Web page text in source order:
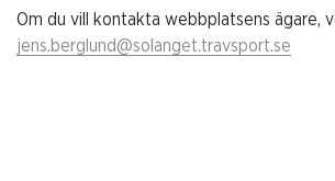
Om du vill kontakta webbplatsens ägare,
jens.berglund@solanget.travsport.se